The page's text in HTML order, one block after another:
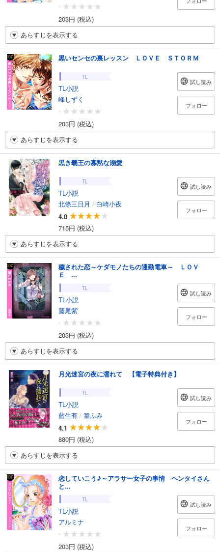
-
203円 (税込)
あらすじを表示する
黒いセンセの裏レッスン ＬＯＶＥ ＳＴＯＲＭ
TL
TL小説
峰しずく
-
203円 (税込)
試し読み
フォロー
あらすじを表示する
黒き覇王の寡黙な溺愛
TL
TL小説
北條三日月 / 白崎小夜
4.0
715円 (税込)
試し読み
フォロー
あらすじを表示する
穢された恋～ケダモノたちの通勤電車～ ＬＯＶ
Ｅ ...
TL
TL小説
藤尾紫
-
203円 (税込)
試し読み
フォロー
あらすじを表示する
月光迷宮の夜に濡れて 【電子特典付き】
TL
TL小説
藍生有 / 篁ふみ
4.1
880円 (税込)
試し読み
フォロー
あらすじを表示する
恋していこう♪～アラサー女子の事情 ヘンタイさん
と...
TL
TL小説
アルミナ
-
203円 (税込)
試し読み
フォロー